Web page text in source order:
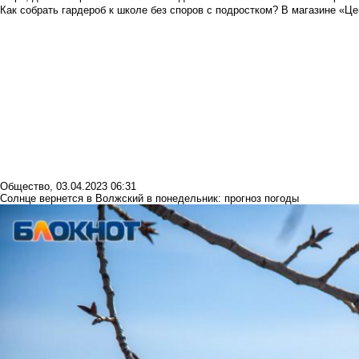
Как собрать гардероб к школе без споров с подростком? В магазине
Общество, 03.04.2023 06:31
Солнце вернется в Волжский в понедельник: прогноз погоды